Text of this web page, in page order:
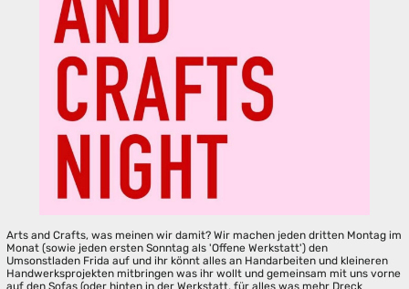
Arts and Crafts, was meinen wir damit? Wir machen jeden dritten Montag im
Monat (sowie jeden ersten Sonntag als 'Offene Werkstatt') den
Umsonstladen Frida auf und ihr könnt alles an Handarbeiten und kleineren
Handwerksprojekten mitbringen was ihr wollt und gemeinsam mit uns vorne
auf den Sofas (oder hinten in der Werkstatt, für alles was mehr Dreck